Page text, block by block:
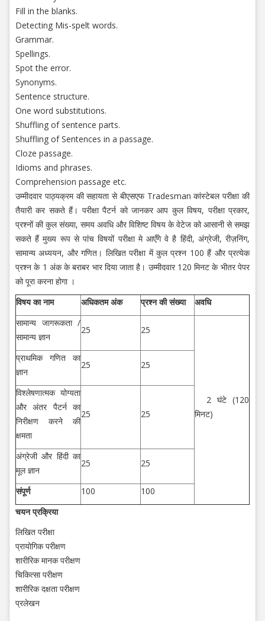
Fill in the blanks.
Detecting Mis-spelt words.
Grammar.
Spellings.
Spot the error.
Synonyms.
Sentence structure.
One word substitutions.
Shuffling of sentence parts.
Shuffling of Sentences in a passage.
Cloze passage.
Idioms and phrases.
Comprehension passage etc.
उम्मीदवार पाठ्यक्रम की सहायता से बीएसएफ Tradesman कांस्टेबल परीक्षा की
तैयारी कर सकते हैं। परीक्षा पैटर्न को जानकर आप कुल विषय, परीक्षा प्रकार,
प्रश्नों की कुल संख्या, समय अवधि और विशिष्ट विषय के वेटेज को आसानी से समझ
सकते हैं मुख्य रूप से पांच विषयों परीक्षा मे आएँगे वे है हिंदी, अंग्रेजी, रीज़निंग,
सामान्य अध्ययन, और गणित। लिखित परीक्षा में कुल प्रश्न 100 हैं और प्रत्येक
प्रश्न के 1 अंक के बराबर भार दिया जाता है। उम्मीदवार 120 मिनट के भीतर पेपर
को पूरा करना होगा ।
विषय का नाम अधिकतम अंक प्रश्न की संख्या
अवधि
सामान्य जागरूकता /
सामान्य ज्ञान
25 25
2 घंटे (120
मिनट)
प्राथमिक गणित का
ज्ञान
25 25
विश्लेषणात्मक योग्यता
और अंतर पैटर्न का
निरीक्षण करने की
क्षमता
25 25
अंग्रेजी और हिंदी का
मूल ज्ञान
25 25
संपूर्ण 100
100
चयन प्रक्रिया
लिखित परीक्षा
प्रायोगिक परीक्षण
शारीरिक मानक परीक्षण
चिकित्सा परीक्षण
शारीरिक दक्षता परीक्षण
प्रलेखन